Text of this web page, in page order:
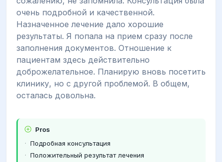
очень подробной и качественной.
Назначенное лечение дало хорошие
результаты. Я попала на прием сразу после
заполнения документов. Отношение к
пациентам здесь действительно
доброжелательное. Планирую вновь посетить
клинику, но с другой проблемой. В общем,
осталась довольна.
Pros
Подробная консультация
Положительный результат лечения